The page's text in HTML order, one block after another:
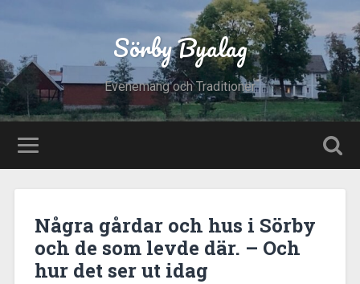
Sörby Byalag
Evenemang och Traditioner
Några gårdar och hus i Sörby
och de som levde där. – Och
hur det ser ut idag